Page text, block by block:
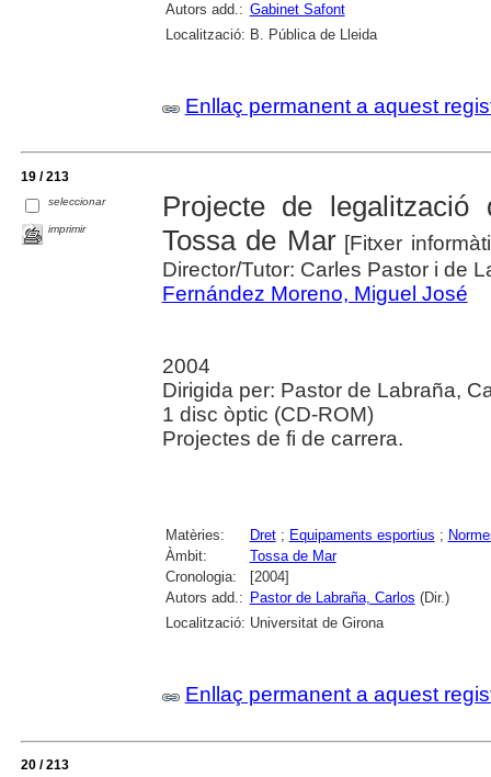
Autors add.: Gabinet Safont
Localització: B. Pública de Lleida
Enllaç permanent a aquest
19 / 213
seleccionar
imprimir
Projecte de
Tossa de Mar[Fitxer
Director/Tutor: Carles Pastor i de
Fernández Moreno, Miguel José
2004
Dirigida per: Pastor de Labraña,
1 disc òptic (CD-ROM)
Projectes de fi de carrera.
Matèries: Dret; Equipaments esportius ;
Àmbit:
Tossa de Mar
Cronologia:
[2004]
Autors add.: Pastor de Labraña, Carlos (Dir.)
Localització: Universitat de Girona
Enllaç permanent a aquest
20 / 213